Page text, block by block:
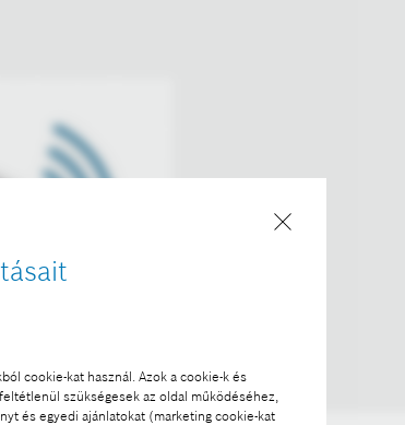
cookie-kat használ. Azok a cookie-k és
szükségesek az oldal működéséhez,
és egyedi ajánlatokat (marketing cookie-kat